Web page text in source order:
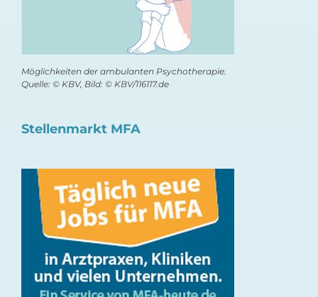
Möglichkeiten der ambulanten Psychotherapie.
Quelle: © KBV, Bild: © KBV/116117.de
Stellenmarkt MFA